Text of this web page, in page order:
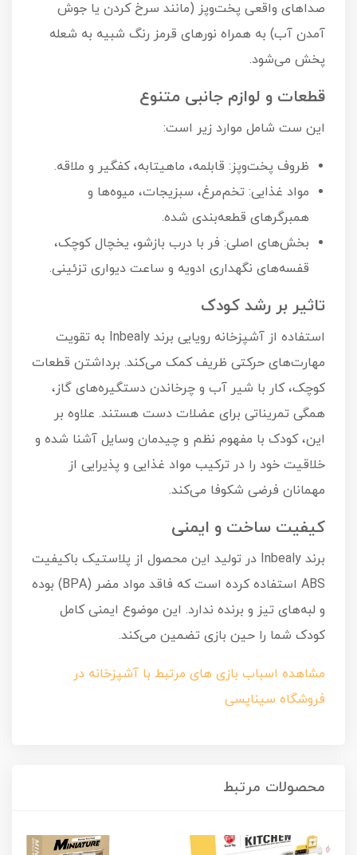
صداهای واقعی پخت‌وپز (مانند سرخ کردن یا جوش
آمدن آب) به همراه نورهای قرمز رنگ شبیه به شعله
پخش می‌شود.
قطعات و لوازم جانبی متنوع
این ست شامل موارد زیر است:
ظروف پخت‌وپز: قابلمه، ماهیتابه، کفگیر و ملاقه.
مواد غذایی: تخم‌مرغ، سبزیجات، میوه‌ها و
همبرگرهای قطعه‌بندی شده.
بخش‌های اصلی: فر با درب بازشو، یخچال کوچک،
قفسه‌های نگهداری ادویه و ساعت دیواری تزئینی.
تاثیر بر رشد کودک
استفاده از آشپزخانه رویایی برند Inbealy به تقویت
مهارت‌های حرکتی ظریف کمک می‌کند. برداشتن قطعات
کوچک، کار با شیر آب و چرخاندن دستگیره‌های گاز،
همگی تمریناتی برای عضلات دست هستند. علاوه بر
این، کودک با مفهوم نظم و چیدمان وسایل آشنا شده و
خلاقیت خود را در ترکیب مواد غذایی و پذیرایی از
مهمانان فرضی شکوفا می‌کند.
کیفیت ساخت و ایمنی
برند Inbealy در تولید این محصول از پلاستیک باکیفیت
ABS استفاده کرده است که فاقد مواد مضر (BPA) بوده
و لبه‌های تیز و برنده ندارد. این موضوع ایمنی کامل
کودک شما را حین بازی تضمین می‌کند.
مشاهده اسباب بازی های مرتبط با آشپزخانه در
فروشگاه سیناپسی
محصولات مرتبط